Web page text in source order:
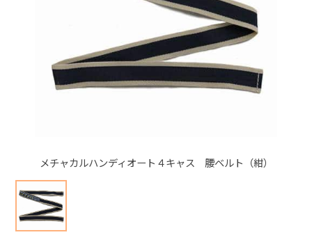
メチャカルハンディオート４キャス 腰ベルト（紺）